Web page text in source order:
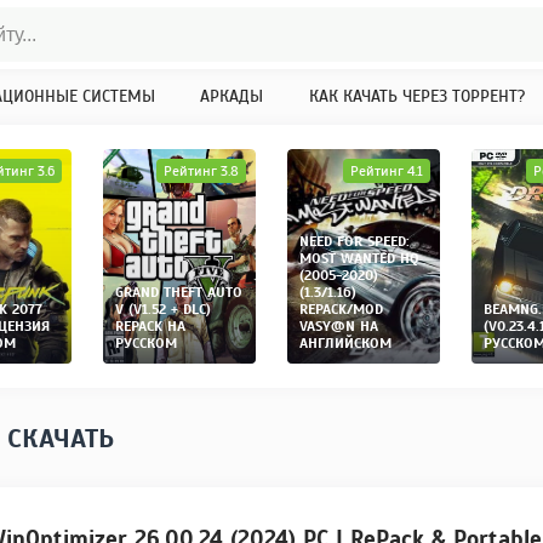
СИСТЕМЫ АРКАДЫ КАК КАЧАТЬ ЧЕРЕЗ ТОРРЕНТ?
2077
3.6
GRAND THEFT AUTO
V (V1.52 + DLC)
REPACK НА
РУССКОМ
Рейтинг 3.8
NEED FOR SPEED:
MOST WANTED HQ
(2005-2020)
(1.3/1.16)
REPACK/MOD
VASY@N НА
АНГЛИЙСКОМ
Рейтинг 4.1